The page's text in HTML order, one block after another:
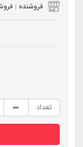
فروشنده :
تعداد